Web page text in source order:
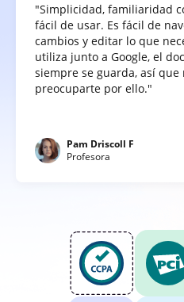
"Simplicidad, familiaridad
fácil de usar. Es fácil de
cambios y editar lo que
utiliza junto a Google, el
siempre se guarda, así que
preocuparte por ello."
Pam Driscoll F
Profesora